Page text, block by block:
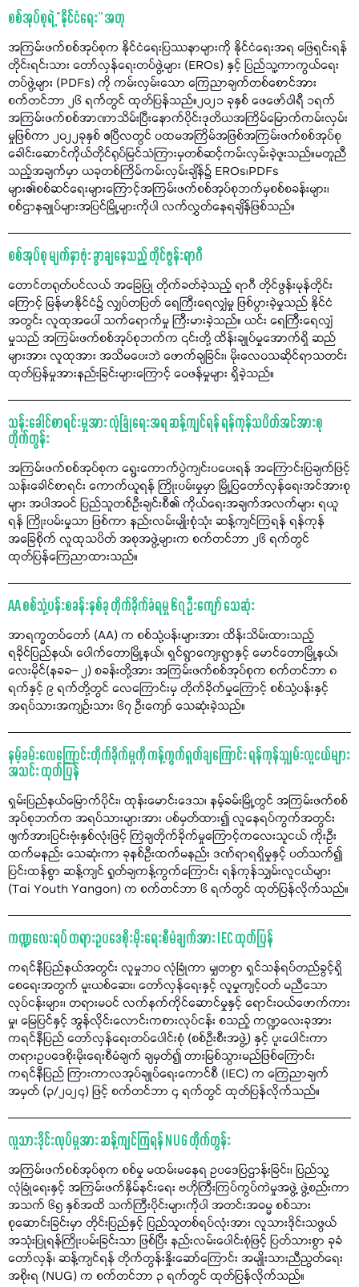
စစ်အုပ်စုရဲ့ “နိုင်ငံရေး” အတု
အကြမ်းဖက်စစ်အုပ်စုက နိုင်ငံရေးပြဿနာများကို နိုင်ငံရေးအရ ဖြေရှင်းရန်
တိုင်းရင်းသား တော်လှန်ရေးတပ်ဖွဲ့များ (EROs) နှင့် ပြည်သူ့ကာကွယ်ရေး
တပ်ဖွဲ့များ (PDFs) ကို ကမ်းလှမ်းသော ကြေညာချက်တစ်စောင်အား
စက်တင်ဘာ ၂၆ ရက်တွင် ထုတ်ပြန်သည်။၂၀၂၁ ခုနှစ် ဖေဖော်ဝါရီ ၁ရက်
အကြမ်းဖက်စစ်အာဏာသိမ်းပြီးနောက်ပိုင်းဒုတိယအကြိမ်မြောက်ကမ်းလှမ်း
မှုဖြစ်ကာ ၂၀၂၂ခုနှစ် ဧပြီလတွင် ပထမအကြိမ်အဖြစ်အကြမ်းဖက်စစ်အုပ်စု
ခေါင်းဆောင်ကိုယ်တိုင်ရုပ်မြင်သံကြားမှတစ်ဆင့်ကမ်းလှမ်းခဲ့ဖူးသည်။မတူညီ
သည့်အချက်မှာ ယခုတစ်ကြိမ်ကမ်းလှမ်းချိန်၌ EROs၊PDFs
များ၏စစ်ဆင်ရေးများကြောင့်အကြမ်းဖက်စစ်အုပ်စုဘက်မှစစ်စခန်းများ၊
စစ်ဌာနချုပ်များအပြင်မြို့များကိုပါ လက်လွှတ်နေရချိန်ဖြစ်သည်။
စစ်အုပ်စု မျက်နှာဖုံး ခွာချနေသည့် တိုင်ဖွန်းရာဂီ
တောင်တရုတ်ပင်လယ် အခြေပြု တိုက်ခတ်ခဲ့သည့် ရာဂီ တိုင်ဖွန်းမုန်တိုင်း
ကြောင့် မြန်မာနိုင်ငံ၌ လျှပ်တပြတ် ရေကြီးရေလျှံမှု ဖြစ်ပွားခဲ့မှုသည် နိုင်ငံ
အတွင်း လူထုအပေါ် သက်ရောက်မှု ကြီးမားခဲ့သည်။ ယင်း ရေကြီးရေလျှံ
မှုသည် အကြမ်းဖက်စစ်အုပ်စုဘက်က ၎င်းတို့ ထိန်းချုပ်မှုအောက်ရှိ ဆည်
များအား လူထုအား အသိမပေးဘဲ ဖောက်ချခြင်း၊ မိုးလေဝသဆိုင်ရာသတင်း
ထုတ်ပြန်မှုအားနည်းခြင်းများကြောင့် ဝေဖန်မှုများ ရှိခဲ့သည်။
သန်းခေါင်စာရင်းမှုအား လုံခြုံရေးအရ ဆန့်ကျင်ရန် ရန်ကုန်သပိတ်အင်အားစု
တိုက်တွန်း
အကြမ်းဖက်စစ်အုပ်စုက ရွေးကောက်ပွဲကျင်းပပေးရန် အကြောင်းပြချက်ဖြင့်
သန်းခေါင်စာရင်း ကောက်ယူရန် ကြိုးပမ်းမှုမှာ မြို့ပြတော်လှန်ရေးအင်အားစု
များ အပါအဝင် ပြည်သူတစ်ဦးချင်းစီ၏ ကိုယ်ရေးအချက်အလက်များ ရယူ
ရန် ကြိုးပမ်းမှုသာ ဖြစ်ကာ နည်းလမ်းမျိုးစုံသုံး ဆန့်ကျင်ကြရန် ရန်ကုန်
အခြေစိုက် လူထုသပိတ် အစုအဖွဲ့များက စက်တင်ဘာ ၂၆ ရက်တွင်
ထုတ်ပြန်ကြေညာထားသည်။
AA စစ်သုံ့ပန်းစခန်းနှစ်ခု တိုက်ခိုက်ခံရမှု ၆၇ ဦးကျော် သေဆုံး
အာရက္ခတပ်တော် (AA) က စစ်သုံ့ပန်းများအား ထိန်းသိမ်းထားသည့်
ရခိုင်ပြည်နယ်၊ ပေါက်တောမြို့နယ်၊ ရှင်ရွာကျေးရွာနှင့် မောင်တောမြို့နယ်၊
လေးမိုင်(နခခ– ၂) စခန်းတို့အား အကြမ်းဖက်စစ်အုပ်စုက စက်တင်ဘာ ၈
ရက်နှင့် ၉ ရက်တို့တွင် လေကြောင်းမှ တိုက်ခိုက်မှုကြောင့် စစ်သုံ့ပန်းနှင့်
အရပ်သားအကျဉ်းသား ၆၇ ဦးကျော် သေဆုံးခဲ့သည်။
နမ့်ခမ်းလေကြောင်းတိုက်ခိုက်မှုကို ကန့်ကွက်ရှုတ်ချကြောင်း ရန်ကုန်သျှမ်းလူငယ်များ
အသင်း ထုတ်ပြန်
ရှမ်းပြည်နယ်မြောက်ပိုင်း၊ ထုန်းမောင်းဒေသ၊ နမ့်ခမ်းမြို့တွင် အကြမ်းဖက်စစ်
အုပ်စုဘက်က အရပ်သားများအား ပစ်မှတ်ထား၍ လူနေရပ်ကွက်အတွင်း
ဖျက်အားပြင်းဗုံးနှစ်လုံးဖြင့် ကြဲချတိုက်ခိုက်မှုကြောင့်ကလေးသူငယ် ကိုးဦး
ထက်မနည်း သေဆုံးကာ ခုနစ်ဦးထက်မနည်း ဒဏ်ရာရရှိမှုနှင့် ပတ်သက်၍
ပြင်းထန်စွာ ဆန့်ကျင် ရှုတ်ချကန့်ကွက်ကြောင်း ရန်ကုန်သျှမ်းလူငယ်များ
(Tai Youth Yangon) က စက်တင်ဘာ ၆ ရက်တွင် ထုတ်ပြန်လိုက်သည်။
ကဏ္ဍလေးရပ် တရားဥပဒေစိုးမိုးရေးစီမံချက်အား IEC ထုတ်ပြန်
ကရင်နီပြည်နယ်အတွင်း လူမှုဘဝ လုံခြုံကာ မျှတစွာ ရှင်သန်ရပ်တည်ခွင့်ရှိ
စေရေးအတွက် မူးယစ်ဆေး၊ တော်လှန်ရေးနှင့် လူမှုကျင့်ဝတ် မညီသော
လုပ်ငန်းများ၊ တရားမဝင် လက်နက်ကိုင်ဆောင်မှုနှင့် ရောင်းဝယ်ဖောက်ကား
မှု၊ မြေပြင်နှင့် အွန်လိုင်းလောင်းကစားလုပ်ငန်း စသည့် ကဏ္ဍလေးခုအား
ကရင်နီပြည် တော်လှန်ရေးတပ်ပေါင်းစုံ (စစ်ဦးစီးအဖွဲ့) နှင့် ပူးပေါင်းကာ
တရားဥပဒေစိုးမိုးရေးစီမံချက် ချမှတ်၍ တားမြစ်သွားမည်ဖြစ်ကြောင်း
ကရင်နီပြည် ကြားကာလအုပ်ချုပ်ရေးကောင်စီ (IEC) က ကြေညာချက်
အမှတ် (၃/၂၀၂၄) ဖြင့် စက်တင်ဘာ ၄ ရက်တွင် ထုတ်ပြန်လိုက်သည်။
လူသားဒိုင်းလုပ်မှုအား ဆန့်ကျင်ကြရန် NUG တိုက်တွန်း
အကြမ်းဖက်စစ်အုပ်စုက စစ်မှု မထမ်းမနေရ ဥပဒေပြဌာန်းခြင်း၊ ပြည်သူ့
လုံခြုံရေးနှင့် အကြမ်းဖက်နှိမ်နင်းရေး ဗဟိုကြီးကြပ်ကွပ်ကဲမှုအဖွဲ့ ဖွဲ့စည်းကာ
အသက် ၆၅ နှစ်အထိ သက်ကြီးပိုင်းများကိုပါ အတင်းအဓမ္မ စစ်သား
စုဆောင်းခြင်းမှာ တိုင်းပြည်နှင့် ပြည်သူတစ်ရပ်လုံးအား လူသားဒိုင်းသဖွယ်
အသုံးပြုရန်ကြိုးပမ်းခြင်းသာ ဖြစ်ပြီး နည်းလမ်းပေါင်းစုံဖြင့် ပြတ်သားစွာ ခုခံ
တော်လှန်၊ ဆန့်ကျင်ရန် တိုက်တွန်းနှိုးဆော်ကြောင်း အမျိုးသားညီညွတ်ရေး
အစိုးရ (NUG) က စက်တင်ဘာ ၃ ရက်တွင် ထုတ်ပြန်လိုက်သည်။